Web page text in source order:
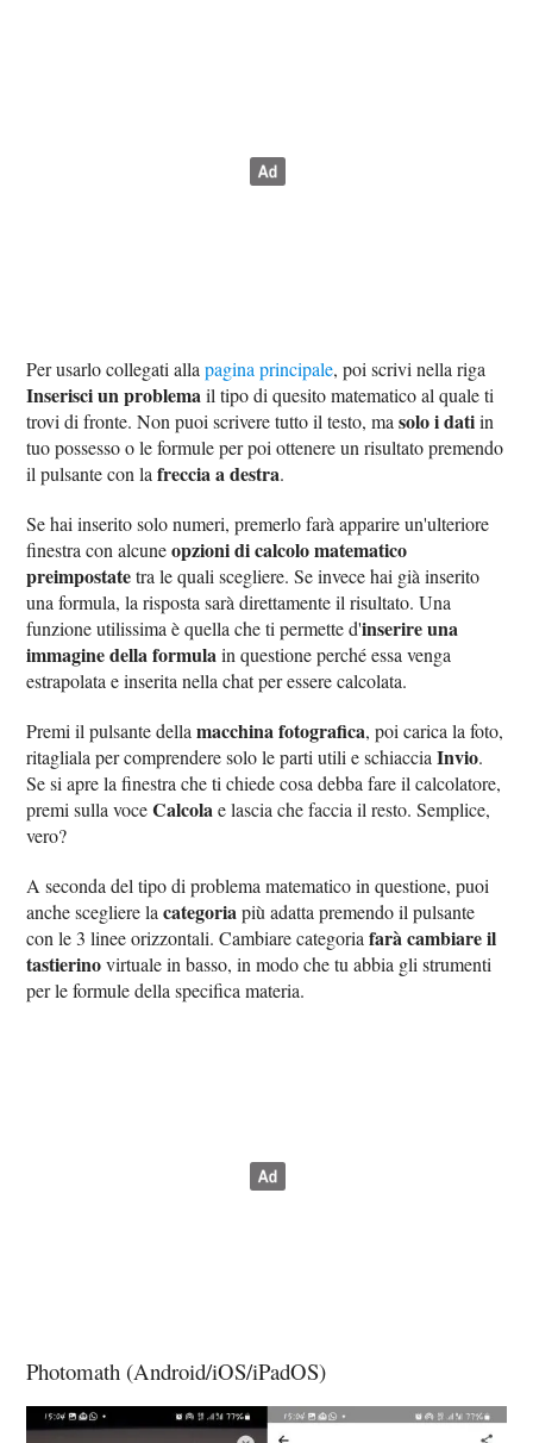
Per usarlo collegati allapagina principale, poi scrivi nella riga
Inserisci un problemail tipo di quesito matematico al quale ti
trovi di fronte. Non puoi scrivere tutto il testo, masolo i datiin
tuo possesso o le formule per poi ottenere un risultato premendo
il pulsante con lafreccia a destra.
Se hai inserito solo numeri, premerlo farà apparire un'ulteriore
finestra con alcuneopzioni di calcolo matematico
preimpostatetra le quali scegliere. Se invece hai già inserito
una formula, la risposta sarà direttamente il risultato. Una
funzione utilissima è quella che ti permette d'inserire una
immagine della formulain questione perché essa venga
estrapolata e inserita nella chat per essere calcolata.
Premi il pulsante dellamacchina fotografica, poi carica la foto,
ritagliala per comprendere solo le parti utili e schiacciaInvio.
Se si apre la finestra che ti chiede cosa debba fare il calcolatore,
premi sulla voceCalcolae lascia che faccia il resto. Semplice,
vero?
A seconda del tipo di problema matematico in questione, puoi
anche scegliere lacategoriapiù adatta premendo il pulsante
con le 3 linee orizzontali. Cambiare categoriafarà cambiare il
tastierinovirtuale in basso, in modo che tu abbia gli strumenti
per le formule della specifica materia.
Photomath (Android/iOS/iPadOS)